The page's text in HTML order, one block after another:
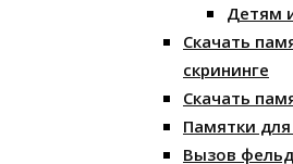
Детям
Скачать
скрининге
Скачать
Памятки
Вызов